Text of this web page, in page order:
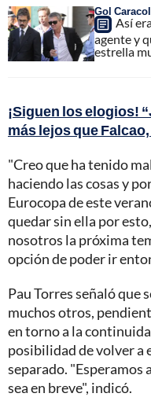
Gol Caracol
Así
agente y
estrella
¡Siguen los elogios!
más lejos que
"Creo que ha tenido
haciendo las cosas y
Eurocopa de este
quedar sin ella por
nosotros la próxima
opción de poder ir
Pau Torres señaló que
muchos otros,
en torno a la
posibilidad de volver a
separado. "Esperamos
sea en breve", indicó.